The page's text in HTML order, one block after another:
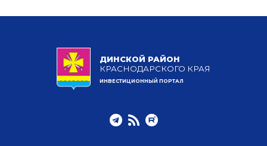
ДИНСКОЙ РАЙОН
КРАСНОДАРСКОГО КРАЯ
ИНВЕСТИЦИОННЫЙ ПОРТАЛ